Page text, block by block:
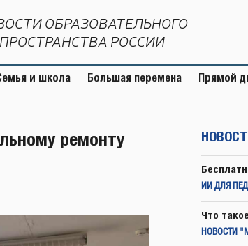
ОБРАЗОВАТЕЛЬНОГО
ПРОСТРАНСТВА РОССИИ
и школа Большая перемена Прямой
ремонту
ИИ ДЛЯ
Что
НОВОСТИ